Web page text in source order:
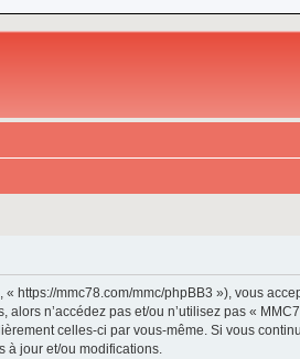
https://mmc78.com/mmc/phpBB3 »), vous
n’accédez pas et/ou n’utilisez pas «
celles-ci par vous-même. Si vous
à jour et/ou modifications.